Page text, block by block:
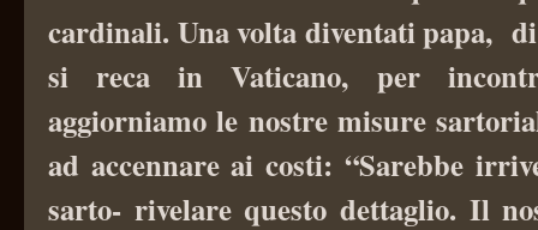
cardinali. Una volta diventati papa,
si reca in Vaticano, per
aggiorniamo le nostre misure
ad accennare ai costi: “Sarebbe
sarto- rivelare questo dettaglio. Il